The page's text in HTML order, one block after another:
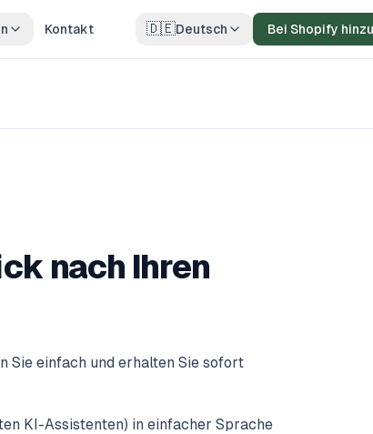
Kontakt 🇩🇪Deutsch Bei Shopify
nach Ihren
einfach und erhalten Sie sofort
KI-Assistenten) in einfacher Sprache